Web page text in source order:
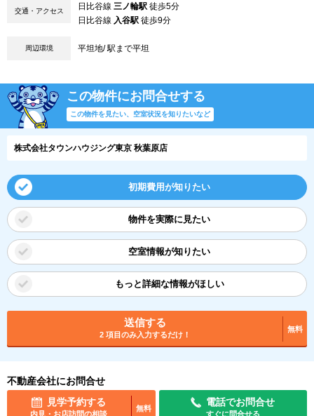
交通・アクセス 日比谷線 三ノ輪駅 徒歩5分
日比谷線 入谷駅 徒歩9分
周辺環境 平坦地/ 駅まで平坦
この物件にお問合せする
この物件を見たい、空室状況を知りたいなど
株式会社タウンハウジング東京 秋葉原店
初期費用が知りたい
物件を実際に見たい
空室情報が知りたい
もっと詳細な情報がほしい
送信する
2 項目のみ入力するだけ！
無料
不動産会社にお問合せ
見学予約する
内見・お店訪問の相談
無料
電話でお問合せ
すぐに問合せる